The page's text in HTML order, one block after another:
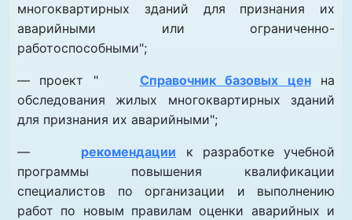
многоквартирных зданий для признания их
аварийными или ограниченно-
работоспособными";
— проект " Справочник базовых ценна
обследования жилых многоквартирных зданий
для признания их аварийными";
— рекомендации к разработке учебной
программы повышения квалификации
специалистов по организации и выполнению
работ по новым правилам оценки аварийных и